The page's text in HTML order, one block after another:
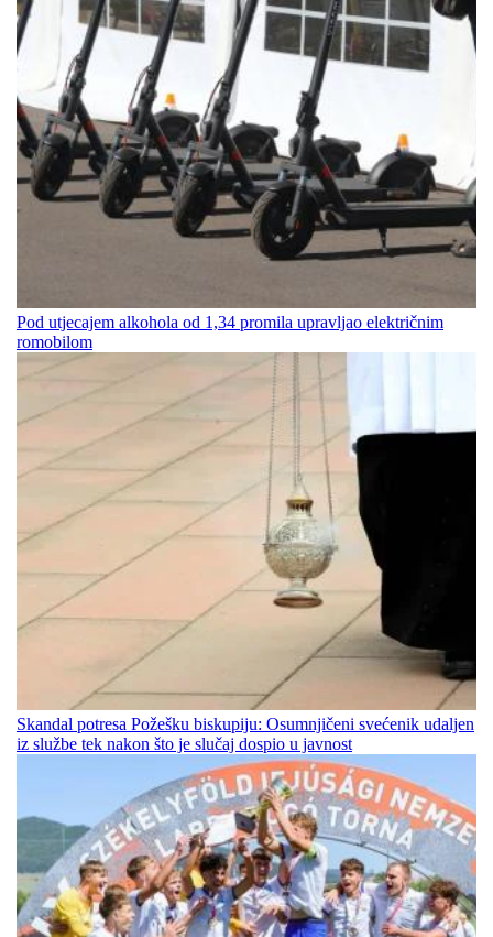
Pod utjecajem alkohola od 1,34 promila upravljao električnim
romobilom
Skandal potresa Požešku biskupiju: Osumnjičeni svećenik udaljen
iz službe tek nakon što je slučaj dospio u javnost